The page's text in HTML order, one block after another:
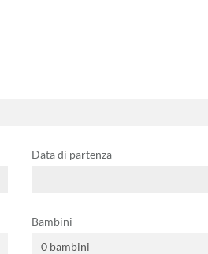
Data di partenza
Bambini